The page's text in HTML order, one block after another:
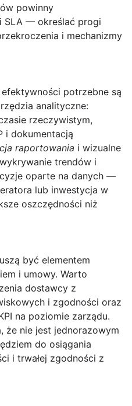
powinny
SLA — określać progi
i mechanizmy
potrzebne są
analityczne:
rzeczywistym,
i dokumentacją
raportowania i wizualne
trendów i
oparte na danych —
lub inwestycja w
oszczędności niż
być elementem
i umowy. Warto
dostawcy z
i zgodności oraz
na poziomie zarządu.
że nie jest jednorazowym
do osiągania
i trwałej zgodności z